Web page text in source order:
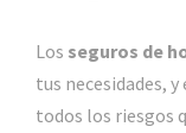
Los seguros de
tus necesidades,
todos los riesgos